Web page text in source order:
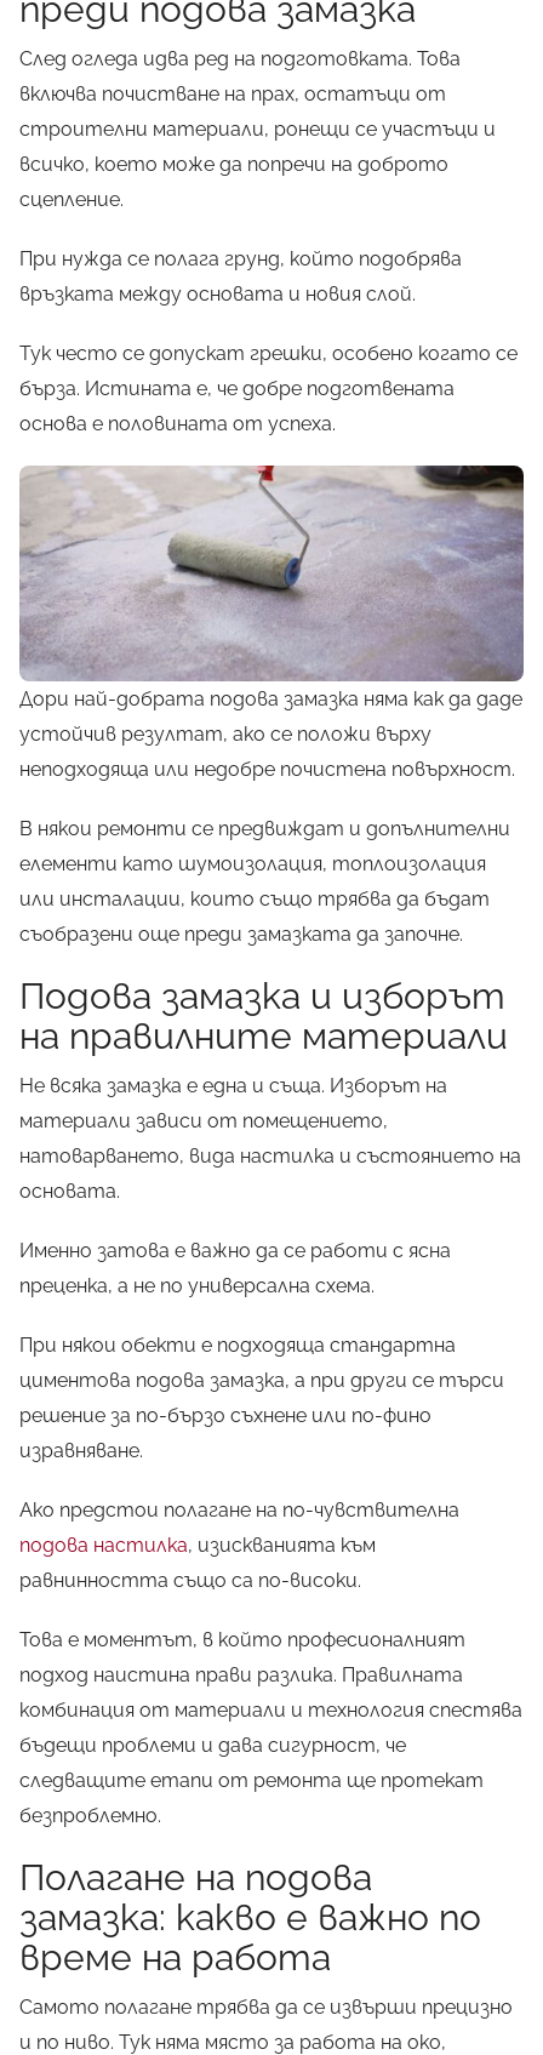
преди подова замазка
След огледа идва ред на подготовката. Това
включва почистване на прах, остатъци от
строителни материали, ронещи се участъци и
всичко, което може да попречи на доброто
сцепление.
При нужда се полага грунд, който подобрява
връзката между основата и новия слой.
Тук често се допускат грешки, особено когато се
бърза. Истината е, че добре подготвената
основа е половината от успеха.
Дори най-добрата подова замазка няма как да даде
устойчив резултат, ако се положи върху
неподходяща или недобре почистена повърхност.
В някои ремонти се предвиждат и допълнителни
елементи като шумоизолация, топлоизолация
или инсталации, които също трябва да бъдат
съобразени още преди замазката да започне.
Подова замазка и изборът
на правилните материали
Не всяка замазка е една и съща. Изборът на
материали зависи от помещението,
натоварването, вида настилка и състоянието на
основата.
Именно затова е важно да се работи с ясна
преценка, а не по универсална схема.
При някои обекти е подходяща стандартна
циментова подова замазка, а при други се търси
решение за по-бързо съхнене или по-фино
изравняване.
Ако предстои полагане на по-чувствителна
подова настилка, изискванията към
равнинността също са по-високи.
Това е моментът, в който професионалният
подход наистина прави разлика. Правилната
комбинация от материали и технология спестява
бъдещи проблеми и дава сигурност, че
следващите етапи от ремонта ще протекат
безпроблемно.
Полагане на подова
замазка: какво е важно по
време на работа
Самото полагане трябва да се извърши прецизно
и по ниво. Тук няма място за работа на око,